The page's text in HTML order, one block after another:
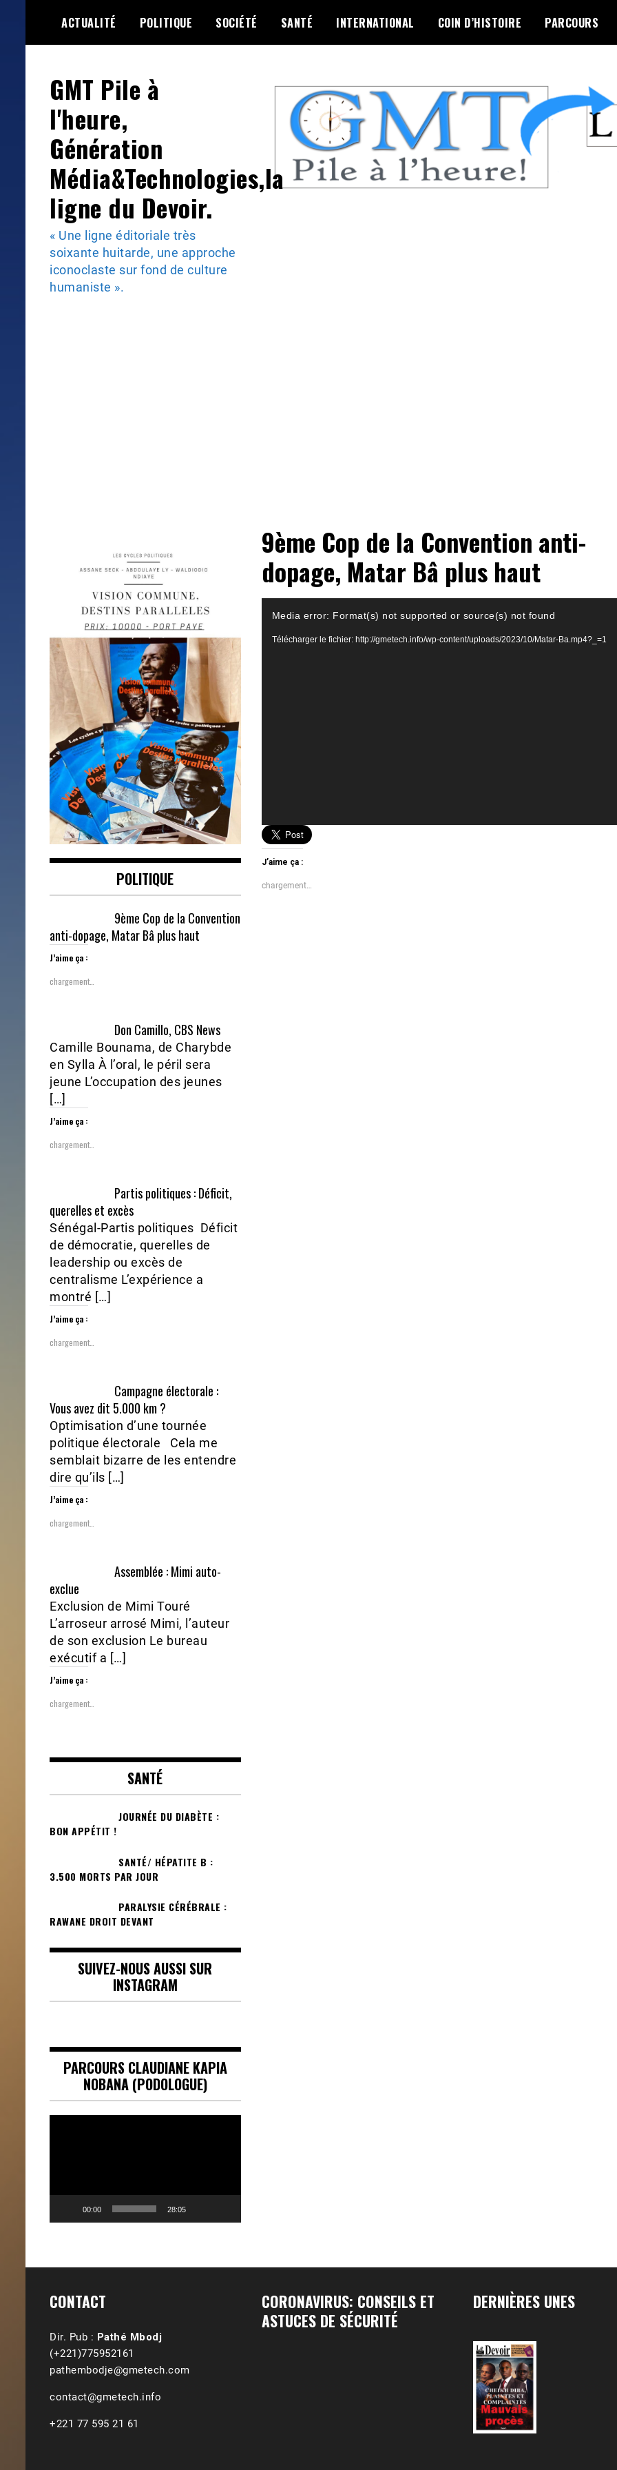
content
ACTUALITÉ POLITIQUE SOCIÉTÉ SANTÉ INTERNATIONAL COIN D’HISTOIRE PARCOURS
GMT Pile à
l'heure,
Génération
Média&Technologies,la
ligne du Devoir.
« Une ligne éditoriale très
soixante huitarde, une approche
iconoclaste sur fond de culture
humaniste ».
9ème Cop de la Convention anti-
dopage, Matar Bâ plus haut
vidéo
Media error: Format(s) not supported or source(s) not found
Télécharger le fichier: http://gmetech.info/wp-content/uploads/2023/10/Matar-Ba.mp4?_=1
J’aime ça :
chargement…
POLITIQUE
9ème Cop de la Convention
anti-dopage, Matar Bâ plus haut
J’aime ça :
chargement…
Don Camillo, CBS News
Camille Bounama, de Charybde
en Sylla À l’oral, le péril sera
jeune L’occupation des jeunes
[…]
J’aime ça :
chargement…
Partis politiques : Déficit,
querelles et excès
Sénégal-Partis politiques Déficit
de démocratie, querelles de
leadership ou excès de
centralisme L’expérience a
montré […]
J’aime ça :
chargement…
Campagne électorale :
Vous avez dit 5.000 km ?
Optimisation d’une tournée
politique électorale Cela me
semblait bizarre de les entendre
dire qu’ils […]
J’aime ça :
chargement…
Assemblée : Mimi auto-
exclue
Exclusion de Mimi Touré
L’arroseur arrosé Mimi, l’auteur
de son exclusion Le bureau
exécutif a […]
J’aime ça :
chargement…
SANTÉ
JOURNÉE DU DIABÈTE :
BON APPÉTIT !
SANTÉ/ HÉPATITE B :
3.500 MORTS PAR JOUR
PARALYSIE CÉRÉBRALE :
RAWANE DROIT DEVANT
SUIVEZ-NOUS AUSSI SUR
INSTAGRAM
PARCOURS CLAUDIANE KAPIA
NOBANA (PODOLOGUE)
00:00 28:05
CONTACT
Dir. Pub : Pathé Mbodj
(+221)775952161
pathembodje@gmetech.com
contact@gmetech.info
+221 77 595 21 61
CORONAVIRUS: CONSEILS ET
ASTUCES DE SÉCURITÉ
DERNIÈRES UNES